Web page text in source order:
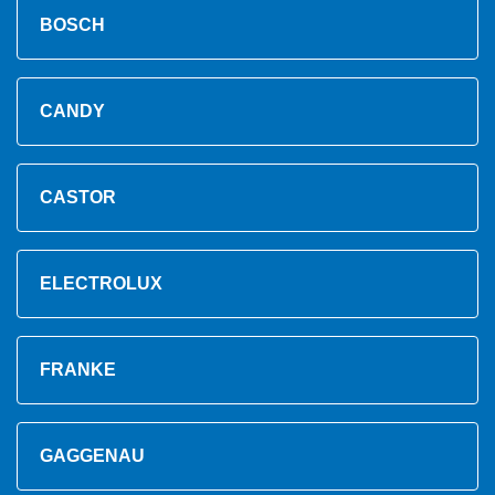
BOSCH
CANDY
CASTOR
ELECTROLUX
FRANKE
GAGGENAU